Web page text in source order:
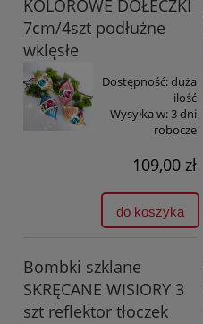
KOLOROWE DOŁECZKI
7cm/4szt podłużne
wklęsłe
Dostępność:duża
ilość
Wysyłka w:3 dni
robocze
109,00 zł
do koszyka
Bombki szklane
SKRĘCANE WISIORY 3
szt reflektor tłoczek